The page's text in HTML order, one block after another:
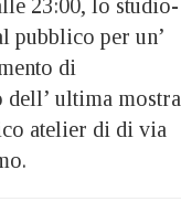
23:00, lo studio-
pubblico per un’
di
dell’ ultima mostra
atelier di di via